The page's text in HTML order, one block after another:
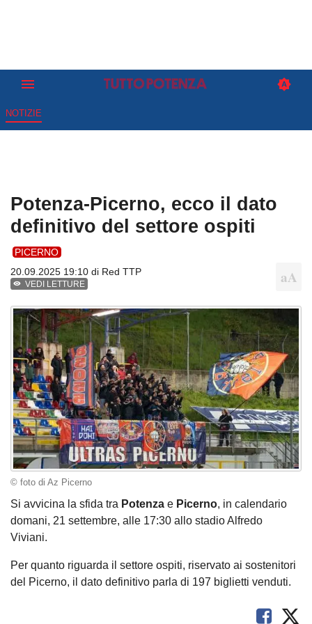
NOTIZIE
Potenza-Picerno, ecco il dato
definitivo del settore ospiti
PICERNO
20.09.2025 19:10 di Red TTP
VEDI LETTURE
© foto di Az Picerno
Si avvicina la sfida tra Potenza e Picerno, in calendario
domani, 21 settembre, alle 17:30 allo stadio Alfredo
Viviani.
Per quanto riguarda il settore ospiti, riservato ai sostenitori
del Picerno, il dato definitivo parla di 197 biglietti venduti.